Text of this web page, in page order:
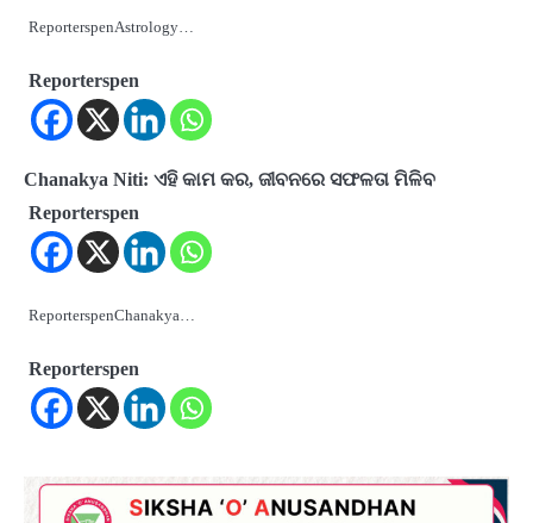
ReporterspenAstrology…
Reporterspen
Chanakya Niti: ଏହି କାମ କର, ଜୀବନରେ ସଫଳତା ମିଳିବ
Reporterspen
ReporterspenChanakya…
Reporterspen